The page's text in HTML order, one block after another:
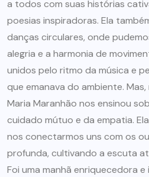
a todos com suas histórias
poesias inspiradoras. Ela
danças circulares, onde
alegria e a harmonia de
unidos pelo ritmo da música e
que emanava do ambiente.
Maria Maranhão nos ensinou
cuidado mútuo e da empatia.
nos conectarmos uns com os
profunda, cultivando a escuta
Foi uma manhã enriquecedora